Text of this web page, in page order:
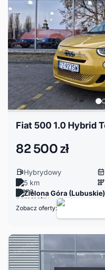
82 500 zł
Hybrydowy
5 km
Zielona Góra (Lubuskie)
Zobacz oferty: